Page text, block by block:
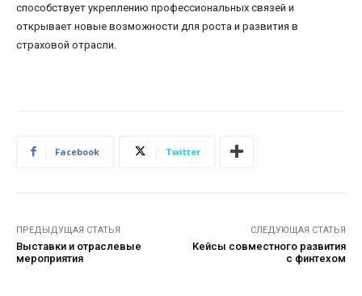
способствует укреплению профессиональных связей и
открывает новые возможности для роста и развития в
страховой отрасли.
Facebook Twitter
ПРЕДЫДУЩАЯ СТАТЬЯ
Выставки и отраслевые
мероприятия
СЛЕДУЮЩАЯ СТАТЬЯ
Кейсы совместного развития
с финтехом